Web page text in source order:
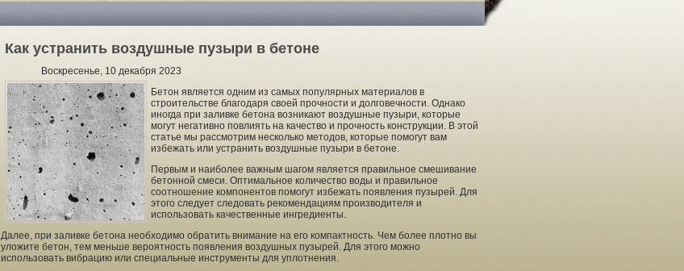
Как устранить воздушные пузыри в бетоне
Воскресенье, 10 декабря 2023
Бетон является одним из самых популярных материалов в
строительстве благодаря своей прочности и долговечности. Однако
иногда при заливке бетона возникают воздушные пузыри, которые
могут негативно повлиять на качество и прочность конструкции. В этой
статье мы рассмотрим несколько методов, которые помогут вам
избежать или устранить воздушные пузыри в бетоне.
Первым и наиболее важным шагом является правильное смешивание
бетонной смеси. Оптимальное количество воды и правильное
соотношение компонентов помогут избежать появления пузырей. Для
этого следует следовать рекомендациям производителя и
использовать качественные ингредиенты.
Далее, при заливке бетона необходимо обратить внимание на его компактность. Чем более плотно вы
уложите бетон, тем меньше вероятность появления воздушных пузырей. Для этого можно
использовать вибрацию или специальные инструменты для уплотнения.